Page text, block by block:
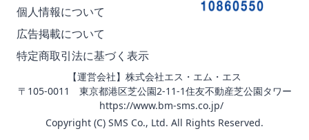
個人情報について
広告掲載について
特定商取引法に基づく表示
【運営会社】株式会社エス・エム・エス
〒105-0011 東京都港区芝公園2-11-1住友不動産芝公園タワー
https://www.bm-sms.co.jp/
Copyright (C) SMS Co., Ltd. All Rights Reserved.